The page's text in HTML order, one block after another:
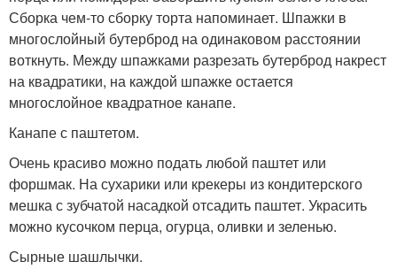
Сборка чем-то сборку торта напоминает. Шпажки в
многослойный бутерброд на одинаковом расстоянии
воткнуть. Между шпажками разрезать бутерброд накрест
на квадратики, на каждой шпажке остается
многослойное квадратное канапе.
Канапе с паштетом.
Очень красиво можно подать любой паштет или
форшмак. На сухарики или крекеры из кондитерского
мешка с зубчатой насадкой отсадить паштет. Украсить
можно кусочком перца, огурца, оливки и зеленью.
Сырные шашлычки.